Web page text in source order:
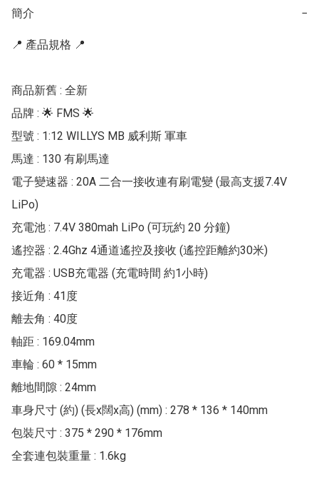
簡介 −
📍 產品規格 📍
商品新舊 : 全新
品牌 : 🌟 FMS 🌟
型號 : 1:12 WILLYS MB 威利斯 軍車
馬達 : 130 有刷馬達
電子變速器 : 20A 二合一接收連有刷電變 (最高支援7.4V
LiPo)
充電池 : 7.4V 380mah LiPo (可玩約 20 分鐘)
遙控器 : 2.4Ghz 4通道遙控及接收 (遙控距離約30米)
充電器 : USB充電器 (充電時間 約1小時)
接近角 : 41度
離去角 : 40度
軸距 : 169.04mm
車輪 : 60 * 15mm
離地間隙 : 24mm
車身尺寸 (約) (長x闊x高) (mm) : 278 * 136 * 140mm
包裝尺寸 : 375 * 290 * 176mm
全套連包裝重量 : 1.6kg